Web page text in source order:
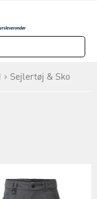
Sejlertøj & Sko